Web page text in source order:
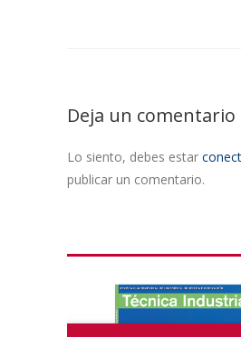
Deja un comentario
Lo siento, debes estar
publicar un comentario.